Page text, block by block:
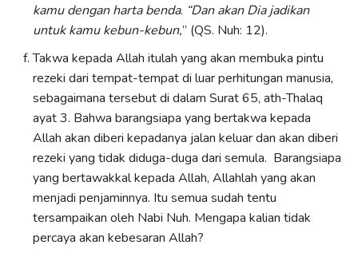
kamu dengan harta benda. “Dan akan Dia jadikan
untuk kamu kebun-kebun,” (QS. Nuh: 12).
Takwa kepada Allah itulah yang akan membuka pintu
rezeki dari tempat-tempat di luar perhitungan manusia,
sebagaimana tersebut di dalam Surat 65, ath-Thalaq
ayat 3. Bahwa barangsiapa yang bertakwa kepada
Allah akan diberi kepadanya jalan keluar dan akan diberi
rezeki yang tidak diduga-duga dari semula. Barangsiapa
yang bertawakkal kepada Allah, Allahlah yang akan
menjadi penjaminnya. Itu semua sudah tentu
tersampaikan oleh Nabi Nuh. Mengapa kalian tidak
percaya akan kebesaran Allah?